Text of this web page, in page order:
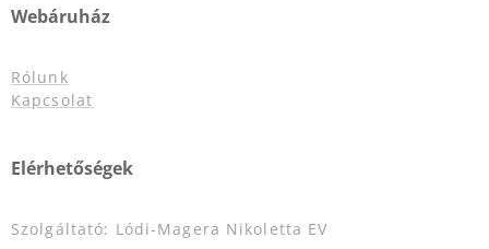
Webáruház
Rólunk
Kapcsolat
Elérhetőségek
Szolgáltató: Lódi-Magera Nikoletta EV